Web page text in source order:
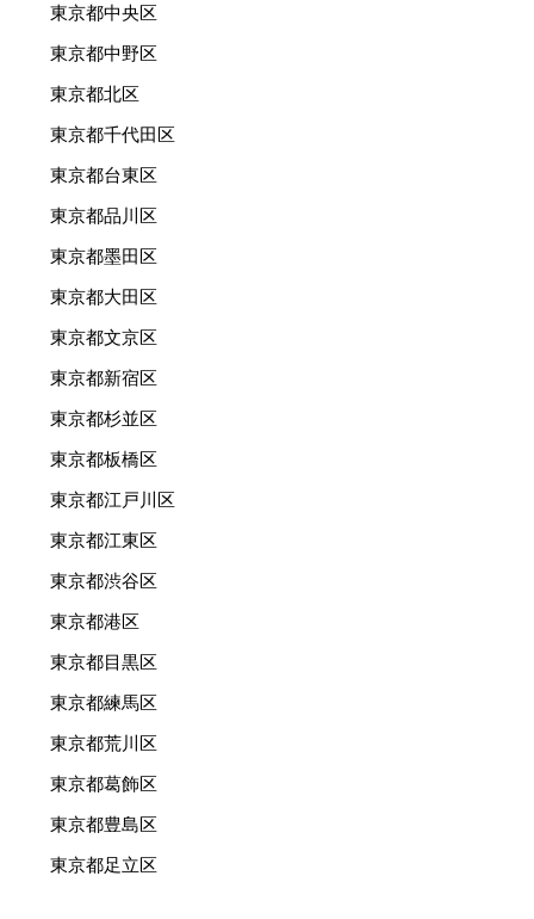
東京都中央区
東京都中野区
東京都北区
東京都千代田区
東京都台東区
東京都品川区
東京都墨田区
東京都大田区
東京都文京区
東京都新宿区
東京都杉並区
東京都板橋区
東京都江戸川区
東京都江東区
東京都渋谷区
東京都港区
東京都目黒区
東京都練馬区
東京都荒川区
東京都葛飾区
東京都豊島区
東京都足立区